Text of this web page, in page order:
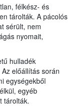
félkész- és
tárolták. A pácolós
sérült, nem
nyomait,
hulladék
előállítás során
egységekből
egyéb
tárolták.